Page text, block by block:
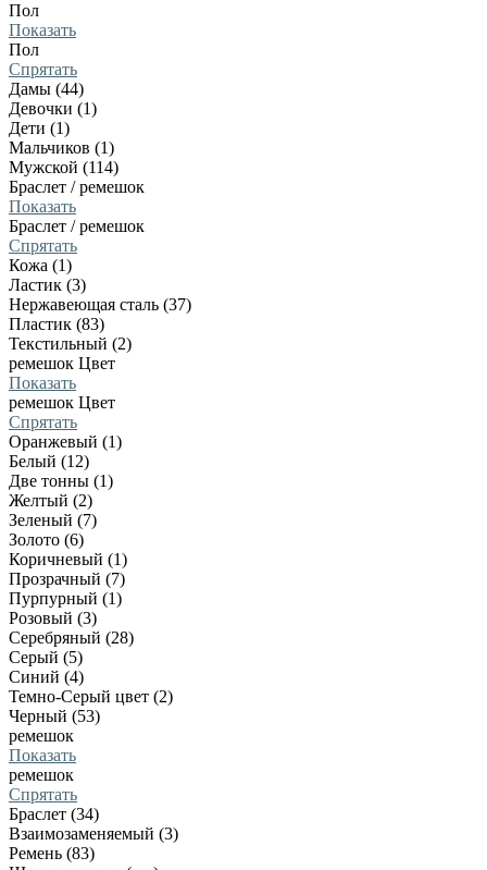
Пол
Показать
Пол
Спрятать
Дамы (44)
Девочки (1)
Дети (1)
Мальчиков (1)
Мужской (114)
Браслет / ремешок
Показать
Браслет / ремешок
Спрятать
Кожа (1)
Ластик (3)
Нержавеющая сталь (37)
Пластик (83)
Текстильный (2)
ремешок Цвет
Показать
ремешок Цвет
Спрятать
Oранжевый (1)
Белый (12)
Две тонны (1)
Желтый (2)
Зеленый (7)
Золото (6)
Коричневый (1)
Прозрачный (7)
Пурпурный (1)
Розовый (3)
Серебряный (28)
Серый (5)
Синий (4)
Темно-Серый цвет (2)
Черный (53)
ремешок
Показать
ремешок
Спрятать
Браслет (34)
Взаимозаменяемый (3)
Ремень (83)